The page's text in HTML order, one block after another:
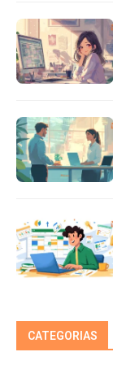
CATEGORIAS